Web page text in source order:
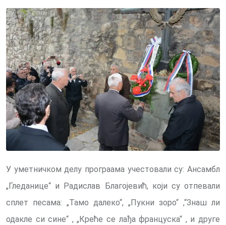
У уметничком делу програама учестовали су: Ансамбл
„Гледанице“ и Радислав Благојевић, који су отпевали
сплет песама: „Тамо далеко“, „Пукни зоро“ ,“Знаш ли
одакле си сине“ , „Креће се лађа француска“ , и друге